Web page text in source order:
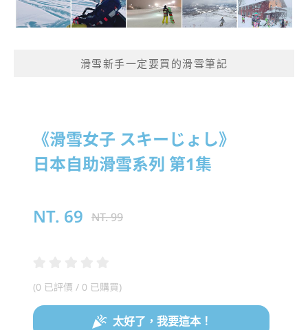
滑雪新手一定要買的滑雪筆記